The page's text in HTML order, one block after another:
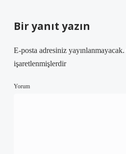
Bir yanıt yazın
E-posta adresiniz yayınlanmayacak.
işaretlenmişlerdir
Yorum